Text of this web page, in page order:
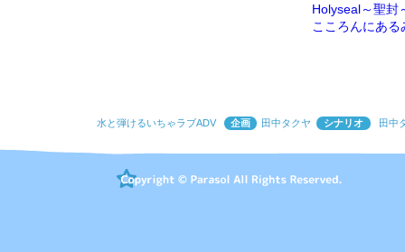
Holyseal～聖封
こころんにある
水と弾けるいちゃラブADV 企画 田中タクヤ シナリオ 田中